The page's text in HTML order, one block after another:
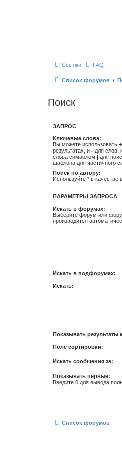
Ссылки FAQ
Список форумов
Поиск
ЗАПРОС
Ключевые слова:
Вы можете использовать +
результатах, и - для слов,
слова символом | для
шаблона для частичного
Поиск по автору:
Используйте * в качестве
ПАРАМЕТРЫ ЗАПРОСА
Искать в форумах:
Выберите форум или
производится
Искать в подфорумах:
Искать:
Показывать результаты
Поле сортировки:
Искать сообщения за:
Показывать первые:
Введите 0 для вывода
Список форумов